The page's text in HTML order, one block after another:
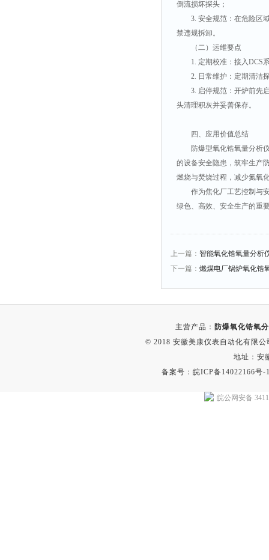
倒流损坏探头；
3. 安全规范：在危险区
禁违规拆卸。
（二）运维要点
1. 定期校准：接入DCS
2. 日常维护：定期清洁
3. 启停规范：开炉前先
头清理积灰并妥善保存。
四、应用价值总结
防爆型氧化锆氧量分析
的设备安全隐患，筑牢生产
燃烧与焚烧过程，减少氮氧
作为焦化厂工艺控制与
绿色、高效、安全生产的重
上一篇： 智能氧化锆氧量分析
下一篇： 燃煤电厂锅炉氧化锆
主营产品： 防爆氧化锆氧
© 2018 安徽美康仪表自动化有限
地址：安
备案号：皖ICP备14022166号-
皖公网安备